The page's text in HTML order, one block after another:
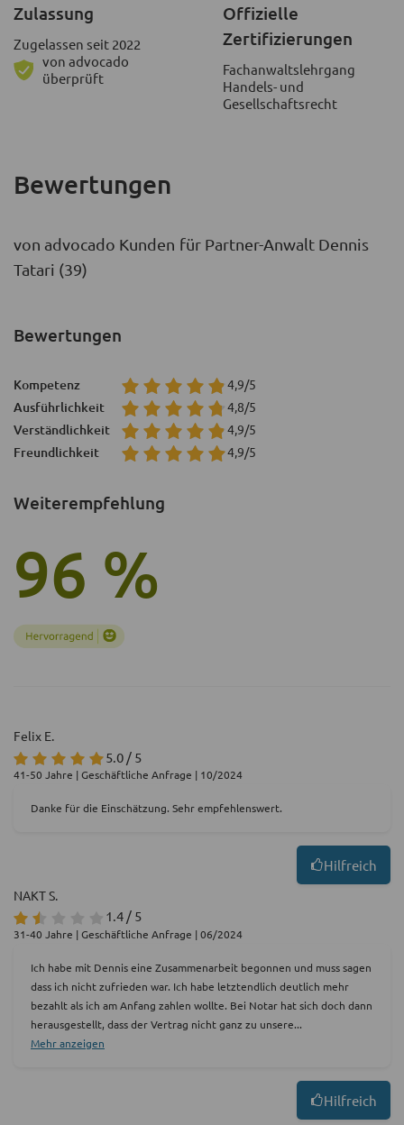
Zulassung
Zugelassen seit 2022
von advocado
überprüft
Offizielle
Zertifizierungen
Fachanwaltslehrgang
Handels- und
Gesellschaftsrecht
Bewertungen
von advocado Kunden für Partner-Anwalt Dennis
Tatari (39)
Weiterempfehlung
96 %
Bewertungen
Kompetenz 4,9/5
Ausführlichkeit 4,8/5
Verständlichkeit 4,9/5
Freundlichkeit 4,9/5
Felix E.
5.0 / 5
41-50 Jahre | Geschäftliche Anfrage | 10/2024
Danke für die Einschätzung. Sehr empfehlenswert.
Hilfreich
NAKT S.
1.4 / 5
31-40 Jahre | Geschäftliche Anfrage | 06/2024
Ich habe mit Dennis eine Zusammenarbeit begonnen und muss sagen
dass ich nicht zufrieden war. Ich habe letztendlich deutlich mehr
bezahlt als ich am Anfang zahlen wollte. Bei Notar hat sich doch dann
herausgestellt, dass der Vertrag nicht ganz zu unsere...
Mehr anzeigen
Hilfreich